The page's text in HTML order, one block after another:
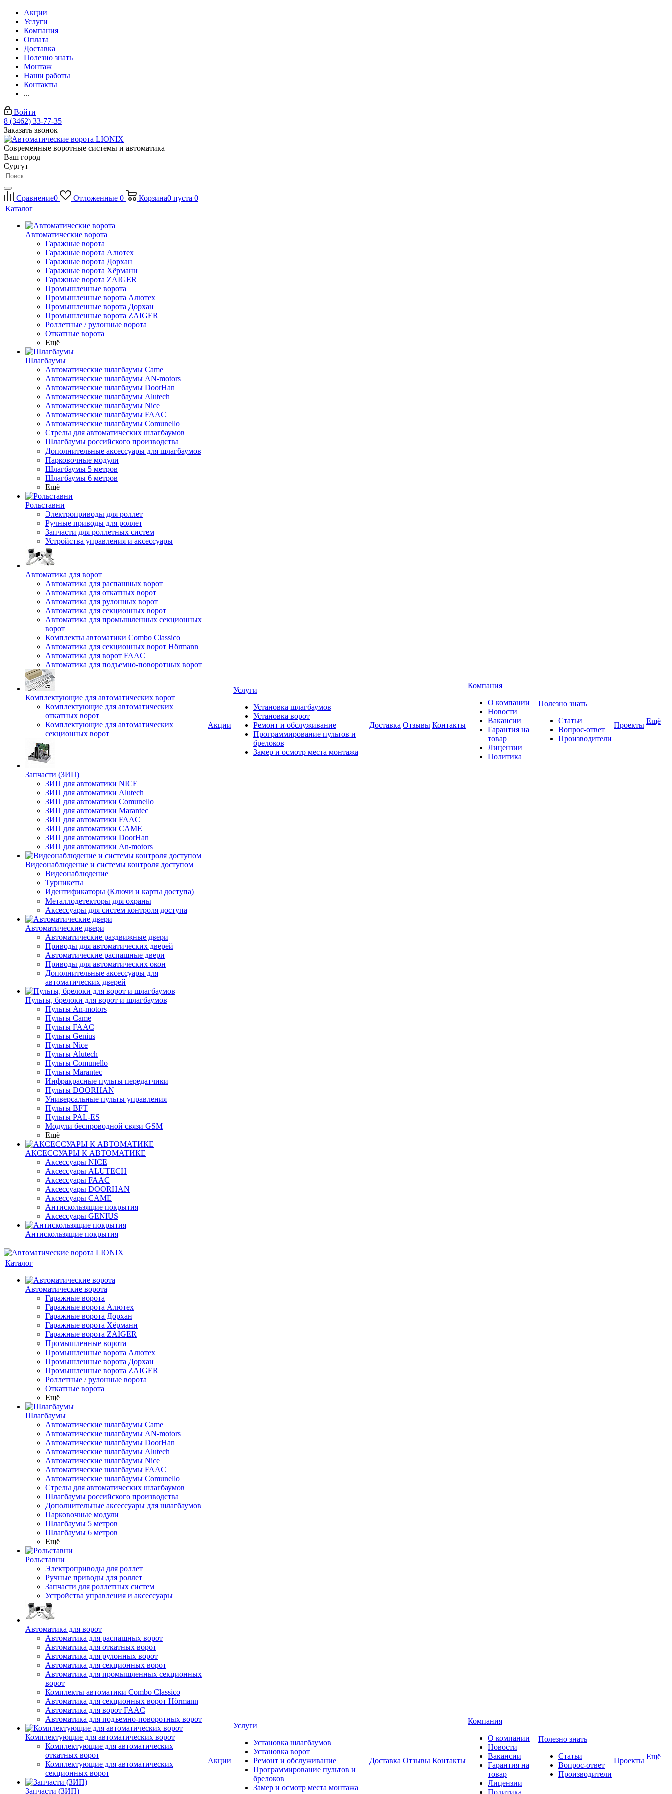
Акции
Услуги
Компания
Оплата
Доставка
Полезно знать
Монтаж
Наши работы
Контакты
...
Войти
8 (3462) 33-77-35
Заказать звонок
Современные воротные системы и автоматика
Ваш город
Сургут
Сравнение0 Отложенные 0 Корзина0 пуста 0
Каталог
Автоматические ворота
Гаражные ворота
Гаражные ворота Алютех
Гаражные ворота Дорхан
Гаражные ворота Хёрманн
Гаражные ворота ZAIGER
Промышленные ворота
Промышленные ворота Алютех
Промышленные ворота Дорхан
Промышленные ворота ZAIGER
Роллетные / рулонные ворота
Откатные ворота
Ещё
Шлагбаумы
Автоматические шлагбаумы Came
Автоматические шлагбаумы AN-motors
Автоматические шлагбаумы DoorHan
Автоматические шлагбаумы Alutech
Автоматические шлагбаумы Nice
Автоматические шлагбаумы FAAC
Автоматические шлагбаумы Comunello
Стрелы для автоматических шлагбаумов
Шлагбаумы российского производства
Дополнительные аксессуары для шлагбаумов
Парковочные модули
Шлагбаумы 5 метров
Шлагбаумы 6 метров
Ещё
Рольставни
Электроприводы для роллет
Ручные приводы для роллет
Запчасти для роллетных систем
Устройства управления и аксессуары
Автоматика для ворот
Автоматика для распашных ворот
Автоматика для откатных ворот
Автоматика для рулонных ворот
Автоматика для секционных ворот
Автоматика для промышленных секционных
ворот
Комплекты автоматики Combo Classico
Автоматика для секционных ворот Hörmann
Автоматика для ворот FAAC
Автоматика для подъемно-поворотных ворот
Комплектующие для автоматических ворот
Комплектующие для автоматических
откатных ворот
Комплектующие для автоматических
секционных ворот
Запчасти (ЗИП)
ЗИП для автоматики NICE
ЗИП для автоматики Alutech
ЗИП для автоматики Comunello
ЗИП для автоматики Marantec
ЗИП для автоматики FAAC
ЗИП для автоматики CAME
ЗИП для автоматики DoorHan
ЗИП для автоматики An-motors
Видеонаблюдение и системы контроля доступом
Видеонаблюдение
Турникеты
Идентификаторы (Ключи и карты доступа)
Металлодетекторы для охраны
Аксессуары для систем контроля доступа
Автоматические двери
Автоматические раздвижные двери
Приводы для автоматических дверей
Автоматические распашные двери
Приводы для автоматических окон
Дополнительные аксессуары для
автоматических дверей
Пульты, брелоки для ворот и шлагбаумов
Пульты An-motors
Пульты Came
Пульты FAAC
Пульты Genius
Пульты Nice
Пульты Alutech
Пульты Сomunello
Пульты Marantec
Инфракрасные пульты передатчики
Пульты DOORHAN
Универсальные пульты управления
Пульты BFT
Пульты PAL-ES
Модули беспроводной связи GSM
Ещё
АКСЕССУАРЫ К АВТОМАТИКЕ
Аксессуары NICE
Аксессуары ALUTECH
Аксессуары FAAC
Аксессуары DOORHAN
Аксессуары CAME
Антискользящие покрытия
Аксессуары GENIUS
Антискользящие покрытия
Акции
Услуги
Установка шлагбаумов
Установка ворот
Ремонт и обслуживание
Программирование пультов и
брелоков
Замер и осмотр места монтажа
Доставка Отзывы Контакты
Компания
О компании
Новости
Вакансии
Гарантия на
товар
Лицензии
Политика
Полезно знать
Статьи
Вопрос-ответ
Производители
Проекты Ещё
Каталог
Автоматические ворота
Гаражные ворота
Гаражные ворота Алютех
Гаражные ворота Дорхан
Гаражные ворота Хёрманн
Гаражные ворота ZAIGER
Промышленные ворота
Промышленные ворота Алютех
Промышленные ворота Дорхан
Промышленные ворота ZAIGER
Роллетные / рулонные ворота
Откатные ворота
Ещё
Шлагбаумы
Автоматические шлагбаумы Came
Автоматические шлагбаумы AN-motors
Автоматические шлагбаумы DoorHan
Автоматические шлагбаумы Alutech
Автоматические шлагбаумы Nice
Автоматические шлагбаумы FAAC
Автоматические шлагбаумы Comunello
Стрелы для автоматических шлагбаумов
Шлагбаумы российского производства
Дополнительные аксессуары для шлагбаумов
Парковочные модули
Шлагбаумы 5 метров
Шлагбаумы 6 метров
Ещё
Рольставни
Электроприводы для роллет
Ручные приводы для роллет
Запчасти для роллетных систем
Устройства управления и аксессуары
Автоматика для ворот
Автоматика для распашных ворот
Автоматика для откатных ворот
Автоматика для рулонных ворот
Автоматика для секционных ворот
Автоматика для промышленных секционных
ворот
Комплекты автоматики Combo Classico
Автоматика для секционных ворот Hörmann
Автоматика для ворот FAAC
Автоматика для подъемно-поворотных ворот
Комплектующие для автоматических ворот
Комплектующие для автоматических
откатных ворот
Комплектующие для автоматических
секционных ворот
Запчасти (ЗИП)
Акции
Услуги
Установка шлагбаумов
Установка ворот
Ремонт и обслуживание
Программирование пультов и
брелоков
Замер и осмотр места монтажа
Доставка Отзывы Контакты
Компания
О компании
Новости
Вакансии
Гарантия на
товар
Лицензии
Политика
Полезно знать
Статьи
Вопрос-ответ
Производители
Проекты Ещё